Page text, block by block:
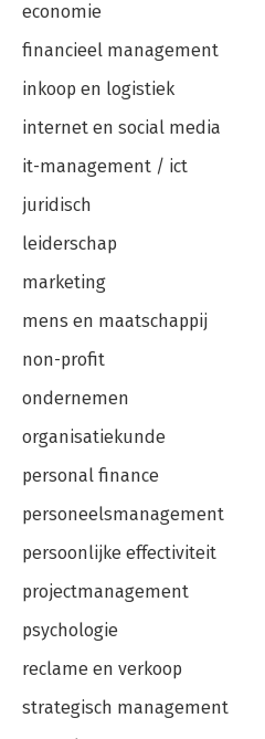
economie
financieel management
inkoop en logistiek
internet en social media
it-management / ict
juridisch
leiderschap
marketing
mens en maatschappij
non-profit
ondernemen
organisatiekunde
personal finance
personeelsmanagement
persoonlijke effectiviteit
projectmanagement
psychologie
reclame en verkoop
strategisch management